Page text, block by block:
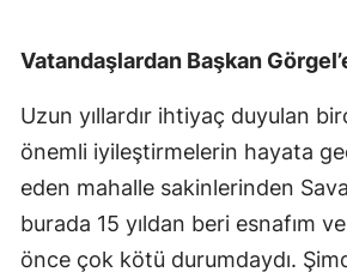
Vatandaşlardan Başkan
Uzun yıllardır ihtiyaç duyulan
önemli iyileştirmelerin hayata
eden mahalle sakinlerinden
burada 15 yıldan beri esnafım
önce çok kötü durumdaydı.